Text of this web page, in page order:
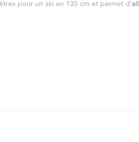
pour un ski en 135 cm et permet d'